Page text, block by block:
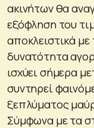
ακινήτων θα
εξόφληση του
αποκλειστικά
δυνατότητα
ισχύει σήμερα
συντηρεί
ξεπλύματος
Σύμφωνα με τα